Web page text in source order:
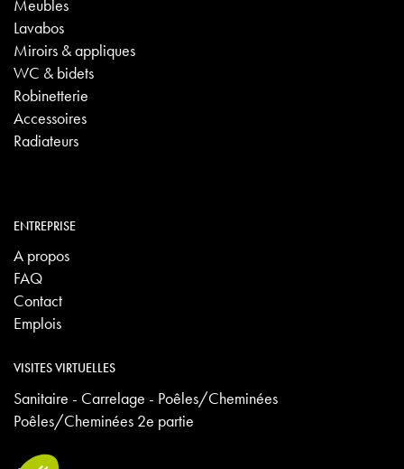
Meubles
Lavabos
Miroirs & appliques
WC & bidets
Robinetterie
Accessoires
Radiateurs
ENTREPRISE
A propos
FAQ
Contact
Emplois
VISITES VIRTUELLES
Sanitaire - Carrelage - Poêles/Cheminées
Poêles/Cheminées 2e partie